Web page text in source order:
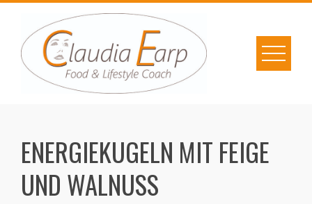
Skip
content
ENERGIEKUGELN MIT FEIGE
UND WALNUSS